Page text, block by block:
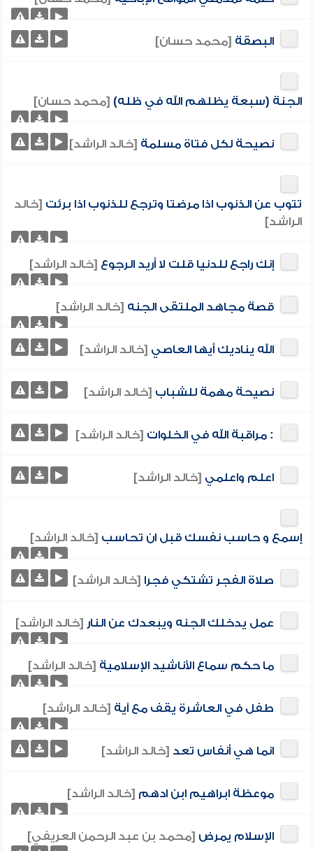
البصقة [محمد حسان]
الجنة (سبعة يظلهم الله في ظله) [محمد حسان]
نصيحة لكل فتاة مسلمة [خالد الراشد]
تتوب عن الذنوب اذا مرضتا وترجع للذنوب اذا برئت [خالد
الراشد]
إنك راجع للدنيا قلت لا أريد الرجوع [خالد الراشد]
قصة مجاهد الملتقى الجنه [خالد الراشد]
الله يناديك أيها العاصي [خالد الراشد]
نصيحة مهمة للشباب [خالد الراشد]
: مراقبة الله في الخلوات [خالد الراشد]
اعلم واعلمي [خالد الراشد]
إسمع و حاسب نفسك قبل ان تحاسب [خالد الراشد]
صلاة الفجر تشتكي فجرا [خالد الراشد]
عمل يدخلك الجنه ويبعدك عن النار [خالد الراشد]
ما حكم سماع الأناشيد الإسلامية [خالد الراشد]
طفل في العاشرة يقف مع آية [خالد الراشد]
انما هي أنفاس تعد [خالد الراشد]
موعظة ابراهيم ابن ادهم [خالد الراشد]
الإسلام يمرض [محمد بن عبد الرحمن العريفي]